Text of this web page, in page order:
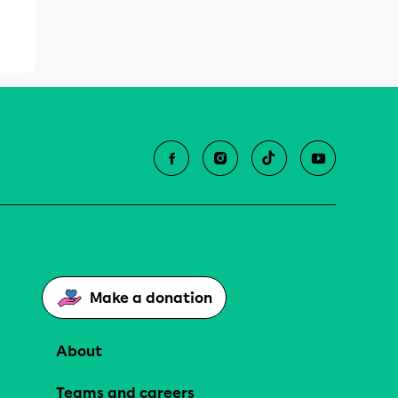
Make a donation
About
Teams and careers